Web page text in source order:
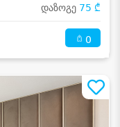
დაზოგე 75 ₾
0